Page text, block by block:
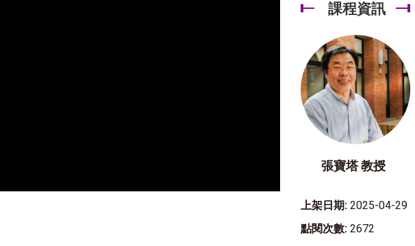
課程資訊
張寶塔 教授
上架日期: 2025-04-29
點閱次數: 2672